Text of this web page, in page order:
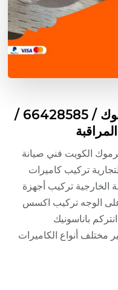
تركيب كاميرات مراقبة اليرموك / 66428585 /
الكويت فني صيانة
تركيب كاميرات
الخارجية تركيب أجهزة
الوجه تركيب اكسس
باناسونيك
مختلف أنواع الكاميرات